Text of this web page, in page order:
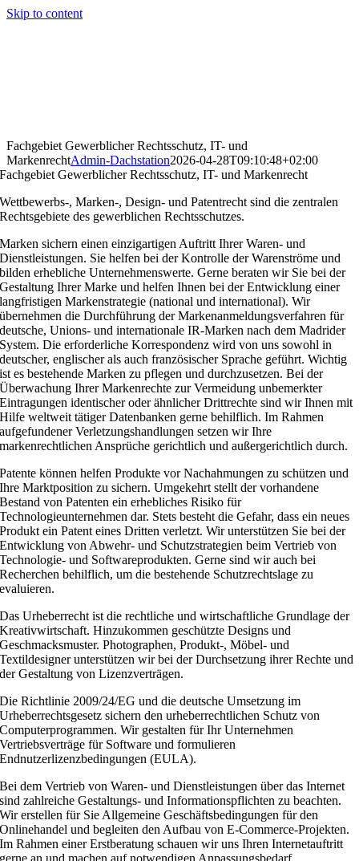
Skip to content
Fachgebiet Gewerblicher Rechtsschutz, IT- und
MarkenrechtAdmin-Dachstation2026-04-28T09:10:48+02:00
Fachgebiet Gewerblicher Rechtsschutz, IT- und Markenrecht
Wettbewerbs-, Marken-, Design- und Patentrecht sind die zentralen
Rechtsgebiete des gewerblichen Rechtsschutzes.
Marken sichern einen einzigartigen Auftritt Ihrer Waren- und
Dienstleistungen. Sie helfen bei der Kontrolle der Warenströme und
bilden erhebliche Unternehmenswerte. Gerne beraten wir Sie bei der
Gestaltung Ihrer Marke und helfen Ihnen bei der Entwicklung einer
langfristigen Markenstrategie (national und international). Wir
übernehmen die Durchführung der Markenanmeldungsverfahren für
deutsche, Unions- und internationale IR-Marken nach dem Madrider
System. Die erforderliche Korrespondenz wird von uns sowohl in
deutscher, englischer als auch französischer Sprache geführt. Wichtig
ist es bestehende Marken zu pflegen und durchzusetzen. Bei der
Überwachung Ihrer Markenrechte zur Vermeidung unbemerkter
Eintragungen identischer oder ähnlicher Drittrechte sind wir Ihnen mit
Hilfe weltweit tätiger Datenbanken gerne behilflich. Im Rahmen
aufgefundener Verletzungshandlungen setzen wir Ihre
markenrechtlichen Ansprüche gerichtlich und außergerichtlich durch.
Patente können helfen Produkte vor Nachahmungen zu schützen und
Ihre Marktposition zu sichern. Umgekehrt stellt der vorhandene
Bestand von Patenten ein erhebliches Risiko für
Technologieunternehmen dar. Stets besteht die Gefahr, dass ein neues
Produkt ein Patent eines Dritten verletzt. Wir unterstützen Sie bei der
Entwicklung von Abwehr- und Schutzstrategien beim Vertrieb von
Technologie- und Softwareprodukten. Gerne sind wir auch bei
Recherchen behilflich, um die bestehende Schutzrechtslage zu
evaluieren.
Das Urheberrecht ist die rechtliche und wirtschaftliche Grundlage der
Kreativwirtschaft. Hinzukommen geschützte Designs und
Geschmacksmuster. Photographen, Produkt-, Möbel- und
Textildesigner unterstützen wir bei der Durchsetzung ihrer Rechte und
der Gestaltung von Lizenzverträgen.
Die Richtlinie 2009/24/EG und die deutsche Umsetzung im
Urheberrechtsgesetz sichern den urheberrechtlichen Schutz von
Computerprogrammen. Wir gestalten für Ihr Unternehmen
Vertriebsverträge für Software und formulieren
Endnutzerlizenzbedingungen (EULA).
Bei dem Vertrieb von Waren- und Dienstleistungen über das Internet
sind zahlreiche Gestaltungs- und Informationspflichten zu beachten.
Wir erstellen für Sie Allgemeine Geschäftsbedingungen für den
Onlinehandel und begleiten den Aufbau von E-Commerce-Projekten.
Im Rahmen einer Erstberatung schauen wir uns Ihren Internetauftritt
gerne an und machen auf notwendigen Anpassungsbedarf